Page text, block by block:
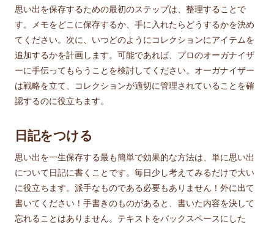
思い出を保存するための最初のステップは、整理することで
す。メモをどこに保存するか、手に入れたらどうするかを決め
てください。次に、いつどのようにコレクションにアイテムを
追加するかを計画します。可能であれば、プロのオーガナイザ
ーに手伝ってもらうことを検討してください。オーガナイザー
は戦略を立て、コレクションが適切に管理されていることを確
認するのに役立ちます。
日記をつける
思い出を一生保存する最も簡単で効果的な方法は、単に思い出
について日記に書くことです。毎日少し考えてみるだけで大い
に役立ちます。派手なものである必要もありません！外に出て
書いてください！手書きのものがあると、書いた内容を決して
忘れることはありません。テキストをバックスペースにした